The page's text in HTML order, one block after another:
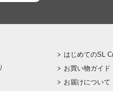
はじめてのSL
お買い物ガイド
お届けについて